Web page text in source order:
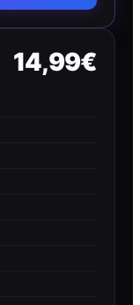
14,99€